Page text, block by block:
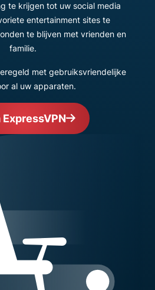
te krijgen tot uw social media
entertainment sites te
te blijven met vrienden en
familie.
met gebruiksvriendelijke
al uw apparaten.
ExpressVPN